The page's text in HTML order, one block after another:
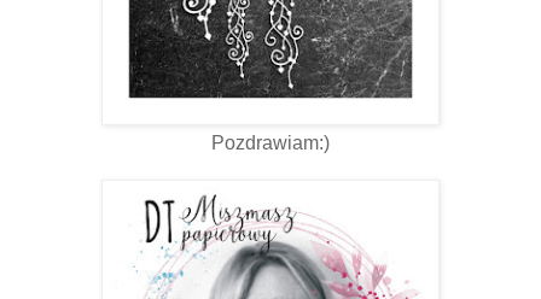
Pozdrawiam:)